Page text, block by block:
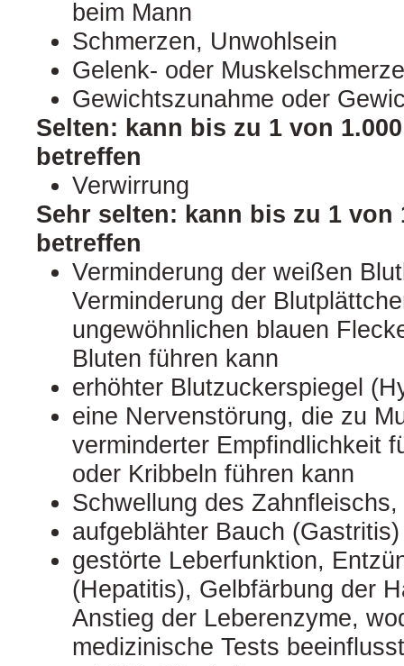
beim Mann
Schmerzen, Unwohlsein
Gelenk- oder
Gewichtszunahme oder
Selten: kann bis zu 1 von
betreffen
Verwirrung
Sehr selten: kann bis zu 1 von
betreffen
Verminderung der weißen
Verminderung der
ungewöhnlichen blauen
Bluten führen kann
erhöhter Blutzuckerspiegel
eine Nervenstörung, die zu
verminderter Empfindlichkeit
oder Kribbeln führen kann
Schwellung des
aufgeblähter Bauch (Gastritis)
gestörte Leberfunktion,
(Hepatitis), Gelbfärbung der
Anstieg der Leberenzyme,
medizinische Tests